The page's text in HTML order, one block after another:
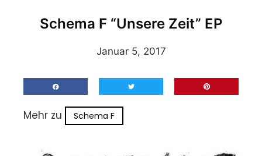
Schema F “Unsere Zeit” EP
Januar 5, 2017
Mehr zu Schema F